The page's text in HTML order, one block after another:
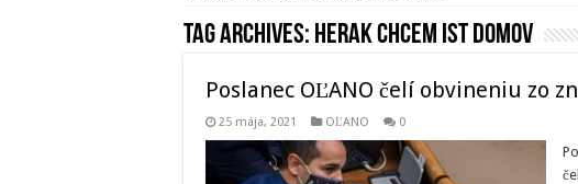
Tag Archives: herak chcem ist domov
Poslanec OĽANO čelí obvineniu zo
25 mája, 2021 OĽANO 0